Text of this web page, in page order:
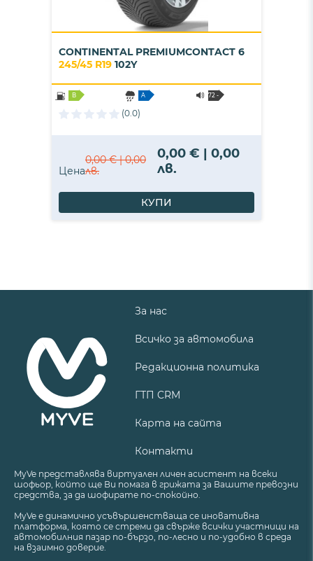
CONTINENTAL PREMIUMCONTACT 6
245/45 R19 102Y
B A
72 -
(0.0)
Цена
0,00 € | 0,00
лв.
0,00 € | 0,00
лв.
КУПИ
За нас
Всичко за автомобила
Редакционна политика
ГТП CRM
Карта на сайта
Контакти
MyVe представлява виртуален личен асистент на всеки
шофьор, който ще Ви помага в грижата за Вашите превозни
средства, за да шофирате по-спокойно.
MyVe е динамично усъвършенстваща се иновативна
платформа, която се стреми да свърже всички участници на
автомобилния пазар по-бързо, по-лесно и по-удобно в среда
на взаимно доверие.